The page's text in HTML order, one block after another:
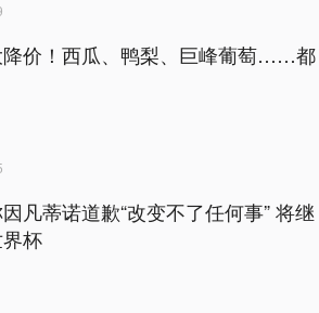
降价！西瓜、鸭梨、巨峰葡萄……都
凡蒂诺道歉“改变不了任何事” 将继
杯